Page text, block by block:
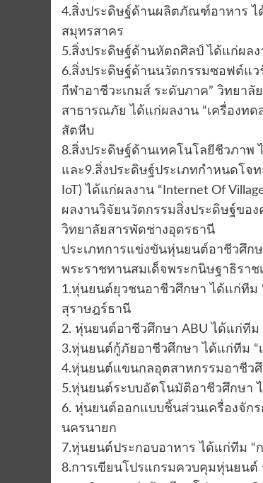
4.สิ่งประดิษฐ์ด้านผลิตภัณฑ์อาหาร ไ
สมุทรสาคร
5.สิ่งประดิษฐ์ด้านหัตถศิลป์ ได้แก่ผล
6.สิ่งประดิษฐ์ด้านนวัตกรรมซอฟต์แว
กีฬาอาชีวะเกมส์ ระดับภาค” วิทยา
สาธารณภัย ได้แก่ผลงาน “เครื่องท
สัตหีบ
8.สิ่งประดิษฐ์ด้านเทคโนโลยีชีวภาพ
และ9.สิ่งประดิษฐ์ประเภทกำหนดโจ
IoT) ได้แก่ผลงาน “Internet Of
ผลงานวิจัยนวัตกรรมสิ่งประดิษฐ์ของ
วิทยาลัยสารพัดช่างอุดรธานี
ประเภทการแข่งขันหุ่นยนต์อาชีวศึก
พระราชทานสมเด็จพระกนิษฐาธิรา
1.หุ่นยนต์ยุวชนอาชีวศึกษา ได้แก่ทีม
สุราษฎร์ธานี
2. หุ่นยนต์อาชีวศึกษา ABU ได้แก่ที
3.หุ่นยนต์กู้ภัยอาชีวศึกษา ได้แก่ทีม “
4.หุ่นยนต์แขนกลอุตสาหกรรมอาชีวศึ
5.หุ่นยนต์ระบบอัตโนมัติอาชีวศึกษา
6. หุ่นยนต์ออกแบบชิ้นส่วนเครื่องจัก
นครนายก
7.หุ่นยนต์ประกอบอาหาร ได้แก่ทีม “
8.การเขียนโปรแกรมควบคุมหุ่นยนต์